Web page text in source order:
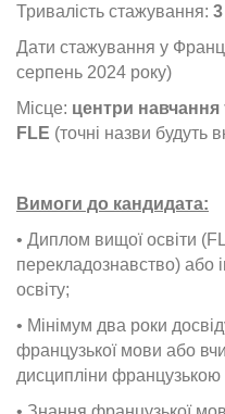
Тривалість стажування:
Дати стажування у
серпень 2024 року)
Місце: центри навчання
FLE (точні назви будуть
Вимоги до кандидата:
• Диплом вищої освіти
перекладознавство)
освіту;
• Мінімум два роки
французької мови або
дисципліни